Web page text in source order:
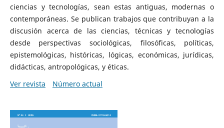
ciencias y tecnologías, sean estas antiguas, modernas o
contemporáneas. Se publican trabajos que contribuyan a la
discusión acerca de las ciencias, técnicas y tecnologías
desde perspectivas sociológicas, filosóficas, políticas,
epistemológicas, históricas, lógicas, económicas, jurídicas,
didácticas, antropológicas, y éticas.
Ver revista
Número actual